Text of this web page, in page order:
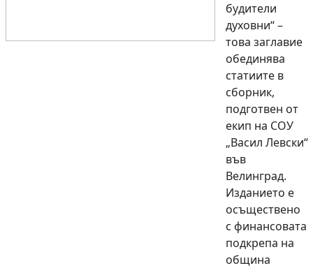
будители
духовни“ –
това заглавие
обединява
статиите в
сборник,
подготвен от
екип на СОУ
„Васил Левски“
във
Велинград.
Изданието е
осъществено
с финансовата
подкрепа на
община